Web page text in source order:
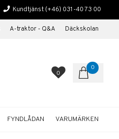
Kundtjänst (+46) 031-40 73 00
A-traktor - Q&A Däckskolan
0
0
FYNDLÅDAN VARUMÄRKEN